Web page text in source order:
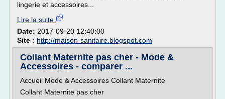
lingerie et accessoires...
Lire la suite
Date: 2017-09-20 12:40:00
Site : http://maison-sanitaire.blogspot.com
Collant Maternite pas cher - Mode &
Accessoires - comparer ...
Accueil Mode & Accessoires Collant Maternite
Collant Maternite pas cher